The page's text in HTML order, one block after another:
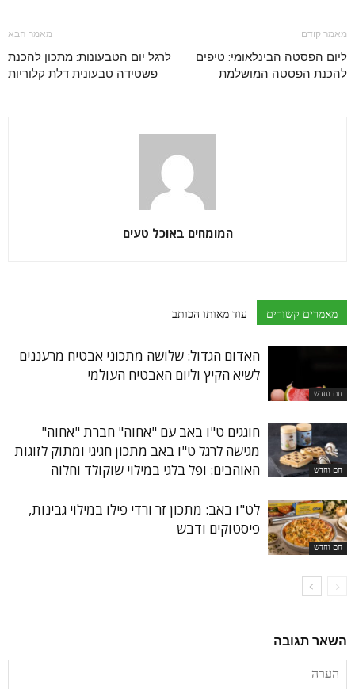
מאמר קודם
ליום הפסטה הבינלאומי: טיפים
להכנת הפסטה המושלמת
מאמר הבא
לרגל יום הטבעונות: מתכון להכנת
פשטידה טבעונית דלת קלוריות
המומחים באוכל טעים
מאמרים קשורים עוד מאותו הכותב
חם וחדש
האדום הגדול: שלושה מתכוני אבטיח מרעננים
לשיא הקיץ וליום האבטיח העולמי
חם וחדש
חוגגים ט"ו באב עם "אחוה" חברת "אחוה"
מגישה לרגל ט"ו באב מתכון חגיגי ומתוק לזוגות
האוהבים: ופל בלגי במילוי שוקולד וחלוה
חם וחדש
לט"ו באב: מתכון זר ורדי פילו במילוי גבינות,
פיסטוקים ודבש
השאר תגובה